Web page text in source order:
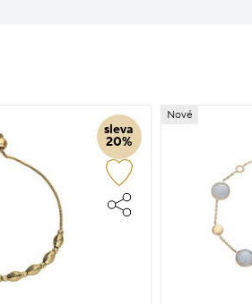
sleva
20%
Nové